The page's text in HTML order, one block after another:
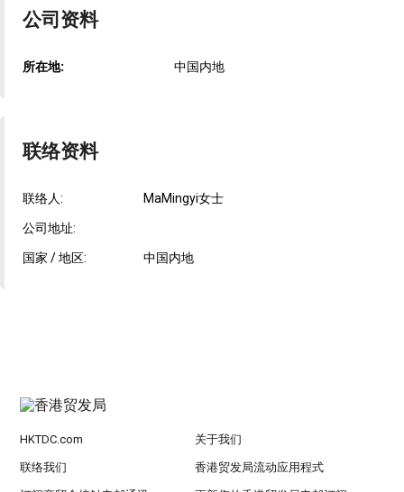
公司资料
所在地: 中国内地
联络资料
联络人: MaMingyi女士
公司地址:
国家 / 地区: 中国内地
HKTDC.com 关于我们
联络我们 香港贸发局流动应用程式